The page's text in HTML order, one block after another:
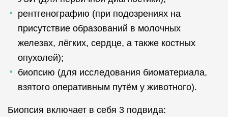
рентгенографию (при подозрениях на
присутствие образований в молочных
железах, лёгких, сердце, а также костных
опухолей);
биопсию (для исследования биоматериала,
взятого оперативным путём у животного).
Биопсия включает в себя 3 подвида: